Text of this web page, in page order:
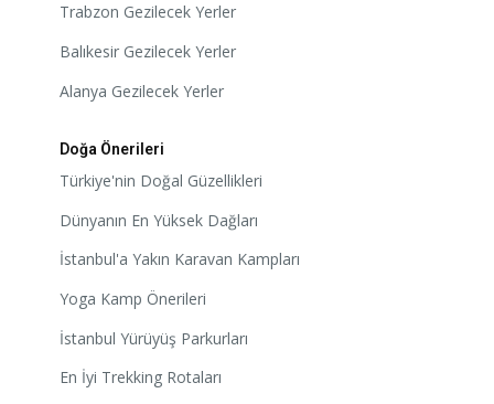
Trabzon Gezilecek Yerler
Balıkesir Gezilecek Yerler
Alanya Gezilecek Yerler
Doğa Önerileri
Türkiye'nin Doğal Güzellikleri
Dünyanın En Yüksek Dağları
İstanbul'a Yakın Karavan Kampları
Yoga Kamp Önerileri
İstanbul Yürüyüş Parkurları
En İyi Trekking Rotaları